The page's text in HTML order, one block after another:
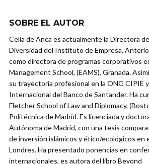
SOBRE EL AUTOR
Celia de Anca es actualmente la Directora
Diversidad del Instituto de Empresa.
como directora de programas corporativos
Management School, (EAMS), Granada.
su trayectoria profesional en la ONG CIPIE
Internacional del Banco de Santander. Ha
Fletcher School of Law and Diplomacy,
Politécnica de Madrid. Es licenciada y
Autónoma de Madrid, con una tesis
de inversión islámicos y ético/ecológicos en
Londres. Ha presentado ponencias en
internacionales, es autora del libro Beyond